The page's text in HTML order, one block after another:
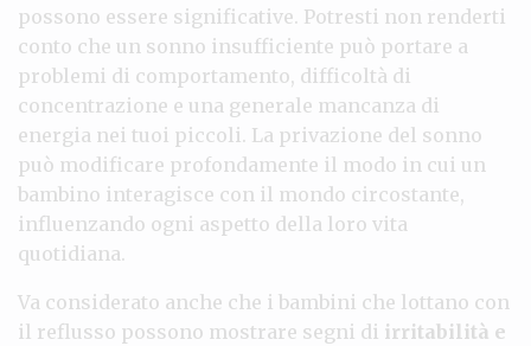
possono essere significative. Potresti non renderti
conto che un sonno insufficiente può portare a
problemi di comportamento, difficoltà di
concentrazione e una generale mancanza di
energia nei tuoi piccoli. La privazione del sonno
può modificare profondamente il modo in cui un
bambino interagisce con il mondo circostante,
influenzando ogni aspetto della loro vita
quotidiana.
Va considerato anche che i bambini che lottano con
il reflusso possono mostrare segni di irritabilità e